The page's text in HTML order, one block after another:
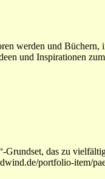
werden und
und Inspirationen
das zu
portfolio-item/